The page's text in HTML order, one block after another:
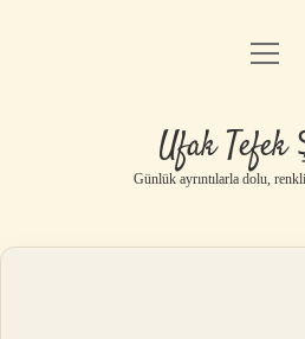
Anasayfa
Yasal Uyarı
Ufak Tefek
Günlük ayrıntılarla dolu,